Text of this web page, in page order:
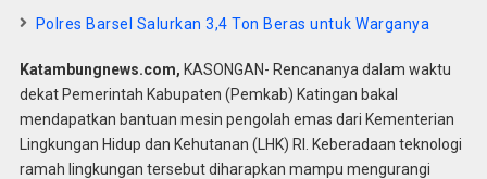
Polres Barsel Salurkan 3,4 Ton Beras untuk Warganya
Katambungnews.com, KASONGAN- Rencananya dalam waktu
dekat Pemerintah Kabupaten (Pemkab) Katingan bakal
mendapatkan bantuan mesin pengolah emas dari Kementerian
Lingkungan Hidup dan Kehutanan (LHK) RI. Keberadaan teknologi
ramah lingkungan tersebut diharapkan mampu mengurangi